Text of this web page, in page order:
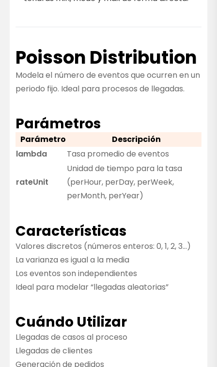
Poisson Distribution
Modela el número de eventos que ocurren en un
periodo fijo. Ideal para procesos de llegadas.
Parámetros
Parámetro
Descripción
lambda
Tasa promedio de eventos
rateUnit
Unidad de tiempo para la tasa
(perHour, perDay, perWeek,
perMonth, perYear)
Características
Valores discretos (números enteros: 0, 1, 2, 3…)
La varianza es igual a la media
Los eventos son independientes
Ideal para modelar “llegadas aleatorias”
Cuándo Utilizar
Llegadas de casos al proceso
Llegadas de clientes
Generación de pedidos